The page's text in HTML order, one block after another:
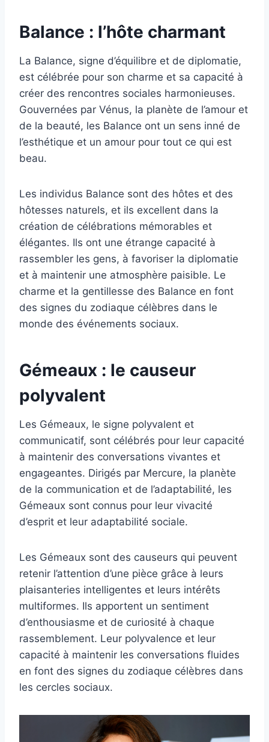
Balance : l’hôte charmant
La Balance, signe d’équilibre et de diplomatie,
est célébrée pour son charme et sa capacité à
créer des rencontres sociales harmonieuses.
Gouvernées par Vénus, la planète de l’amour et
de la beauté, les Balance ont un sens inné de
l’esthétique et un amour pour tout ce qui est
beau.
Les individus Balance sont des hôtes et des
hôtesses naturels, et ils excellent dans la
création de célébrations mémorables et
élégantes. Ils ont une étrange capacité à
rassembler les gens, à favoriser la diplomatie
et à maintenir une atmosphère paisible. Le
charme et la gentillesse des Balance en font
des signes du zodiaque célèbres dans le
monde des événements sociaux.
Gémeaux : le causeur
polyvalent
Les Gémeaux, le signe polyvalent et
communicatif, sont célébrés pour leur capacité
à maintenir des conversations vivantes et
engageantes. Dirigés par Mercure, la planète
de la communication et de l’adaptabilité, les
Gémeaux sont connus pour leur vivacité
d’esprit et leur adaptabilité sociale.
Les Gémeaux sont des causeurs qui peuvent
retenir l’attention d’une pièce grâce à leurs
plaisanteries intelligentes et leurs intérêts
multiformes. Ils apportent un sentiment
d’enthousiasme et de curiosité à chaque
rassemblement. Leur polyvalence et leur
capacité à maintenir les conversations fluides
en font des signes du zodiaque célèbres dans
les cercles sociaux.